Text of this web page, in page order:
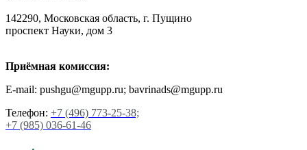
142290, Московская область, г. Пущино
проспект Науки, дом 3
Приёмная комиссия:
E-mail: pushgu@mgupp.ru; bavrinads@mgupp.ru
Телефон: +7 (496) 773-25-38;
+7 (985) 036-61-46